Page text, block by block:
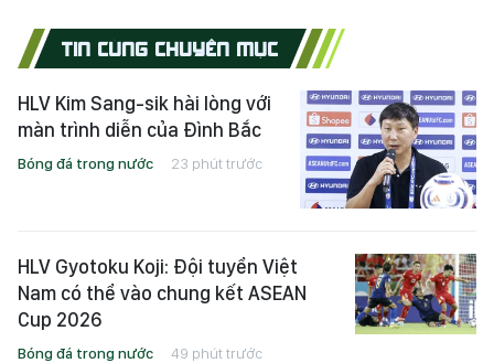
TIN CÙNG CHUYÊN MỤC
HLV Kim Sang-sik hài lòng với
màn trình diễn của Đình Bắc
Bóng đá trong nước 23 phút trước
HLV Gyotoku Koji: Đội tuyển Việt
Nam có thể vào chung kết ASEAN
Cup 2026
Bóng đá trong nước 49 phút trước